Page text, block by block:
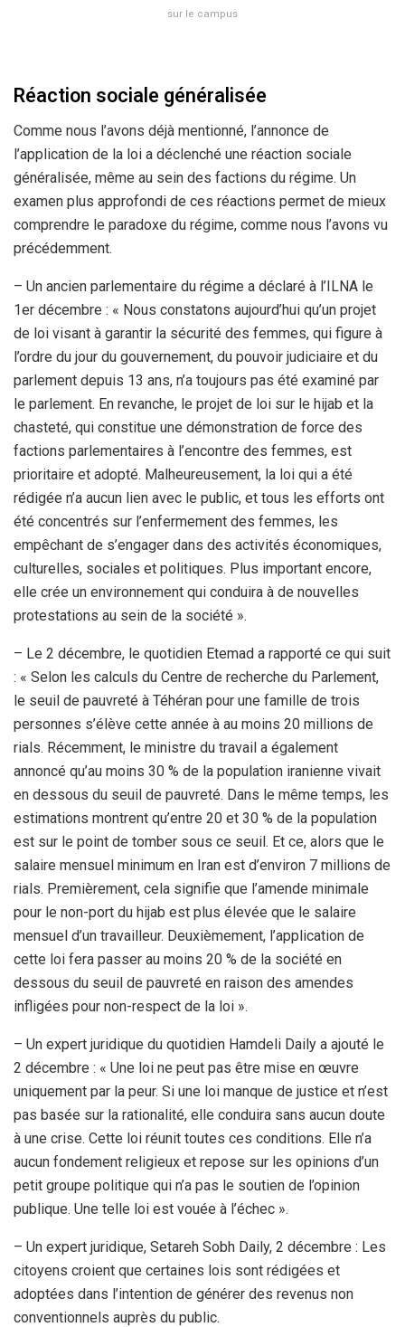
sur le campus
Réaction sociale généralisée
Comme nous l’avons déjà mentionné, l’annonce de
l’application de la loi a déclenché une réaction sociale
généralisée, même au sein des factions du régime. Un
examen plus approfondi de ces réactions permet de mieux
comprendre le paradoxe du régime, comme nous l’avons vu
précédemment.
– Un ancien parlementaire du régime a déclaré à l’ILNA le
1er décembre : « Nous constatons aujourd’hui qu’un projet
de loi visant à garantir la sécurité des femmes, qui figure à
l’ordre du jour du gouvernement, du pouvoir judiciaire et du
parlement depuis 13 ans, n’a toujours pas été examiné par
le parlement. En revanche, le projet de loi sur le hijab et la
chasteté, qui constitue une démonstration de force des
factions parlementaires à l’encontre des femmes, est
prioritaire et adopté. Malheureusement, la loi qui a été
rédigée n’a aucun lien avec le public, et tous les efforts ont
été concentrés sur l’enfermement des femmes, les
empêchant de s’engager dans des activités économiques,
culturelles, sociales et politiques. Plus important encore,
elle crée un environnement qui conduira à de nouvelles
protestations au sein de la société ».
– Le 2 décembre, le quotidien Etemad a rapporté ce qui suit
: « Selon les calculs du Centre de recherche du Parlement,
le seuil de pauvreté à Téhéran pour une famille de trois
personnes s’élève cette année à au moins 20 millions de
rials. Récemment, le ministre du travail a également
annoncé qu’au moins 30 % de la population iranienne vivait
en dessous du seuil de pauvreté. Dans le même temps, les
estimations montrent qu’entre 20 et 30 % de la population
est sur le point de tomber sous ce seuil. Et ce, alors que le
salaire mensuel minimum en Iran est d’environ 7 millions de
rials. Premièrement, cela signifie que l’amende minimale
pour le non-port du hijab est plus élevée que le salaire
mensuel d’un travailleur. Deuxièmement, l’application de
cette loi fera passer au moins 20 % de la société en
dessous du seuil de pauvreté en raison des amendes
infligées pour non-respect de la loi ».
– Un expert juridique du quotidien Hamdeli Daily a ajouté le
2 décembre : « Une loi ne peut pas être mise en œuvre
uniquement par la peur. Si une loi manque de justice et n’est
pas basée sur la rationalité, elle conduira sans aucun doute
à une crise. Cette loi réunit toutes ces conditions. Elle n’a
aucun fondement religieux et repose sur les opinions d’un
petit groupe politique qui n’a pas le soutien de l’opinion
publique. Une telle loi est vouée à l’échec ».
– Un expert juridique, Setareh Sobh Daily, 2 décembre : Les
citoyens croient que certaines lois sont rédigées et
adoptées dans l’intention de générer des revenus non
conventionnels auprès du public.